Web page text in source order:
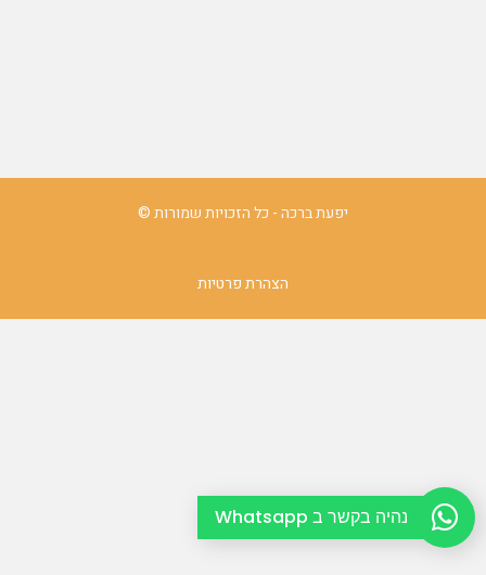
יפעת ברכה - כל הזכויות שמורות ©
הצהרת פרטיות
נהיה בקשר ב Whatsapp